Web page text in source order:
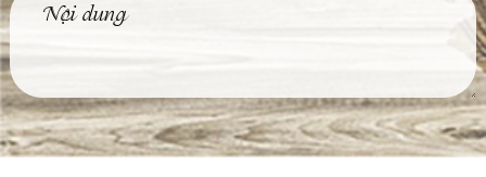
ngưỡng những bức
tượng đồng...
4 Bước Quan Trọng
Trong Quy Trình